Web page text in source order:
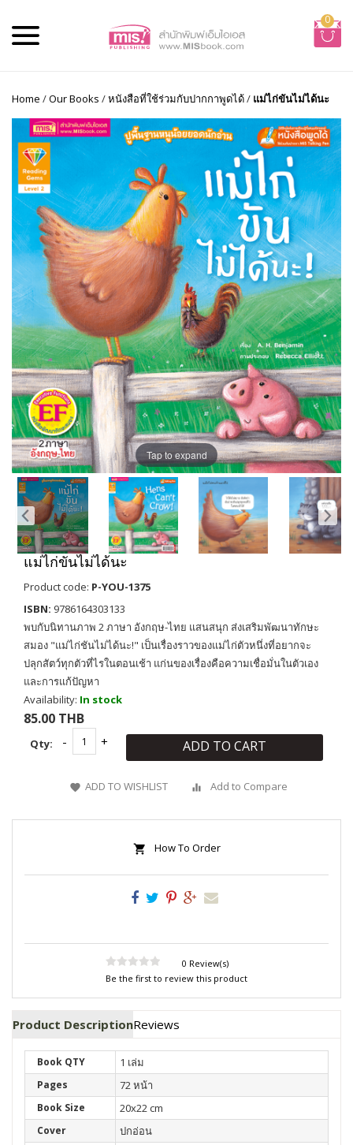
0
Home /Our Books /หนังสือที่ใช้ร่วมกับปากกาพูดได้/ แม่ไก่ขันไม่ได้นะ
Tap to expand
แม่ไก่ขันไม่ได้นะ
Product code: P-YOU-1375
ISBN: 9786164303133
พบกับนิทานภาพ 2 ภาษา อังกฤษ-ไทย แสนสนุก ส่งเสริมพัฒนาทักษะ
สมอง "แม่ไก่ชันไม่ได้นะ!" เป็นเรื่องราวของแม่ไก่ตัวหนึ่งที่อยากจะ
ปลุกสัตว์ทุกตัวที่ไรในตอนเช้า แก่นของเรื่องคือความเชื่อมั่นในตัวเอง
และการแก้ปัญหา
Availability: In stock
85.00 THB
Qty: ADD TO CART
ADD TO WISHLIST Add to Compare
How To Order
0 Review(s)
Be the first to review this product
Product DescriptionReviews
Book QTY 1 เล่ม
Pages 72 หน้า
Book Size 20x22 cm
Cover ปกอ่อน